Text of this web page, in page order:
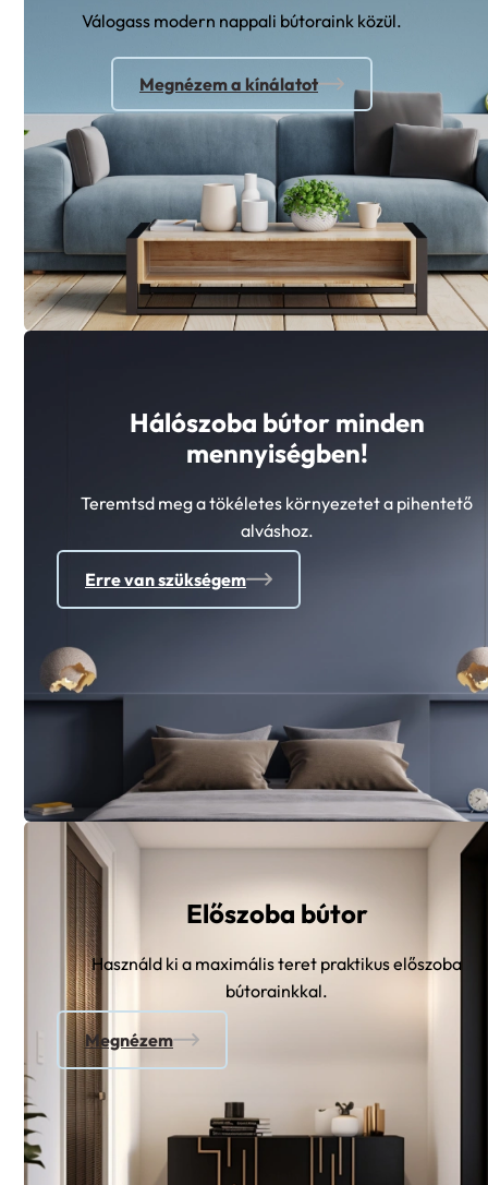
Megnézem a kínálatot
mennyiségben!
Teremtsd meg a tökéletes környezetet a pihentető
alváshoz.
Erre van szükségem
Előszoba bútor
Használd ki a maximális teret praktikus előszoba
bútorainkkal.
Megnézem